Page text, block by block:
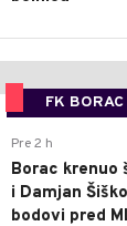
FK BORAC
Pre 2 h
Borac krenuo
i Damjan
bodovi pred